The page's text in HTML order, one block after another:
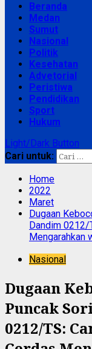
Beranda
Medan
Sumut
Nasional
Politik
Kesehatan
Advetorial
Peristiwa
Pendidikan
Sport
Hukum
Light/Dark Button
Cari untuk:
Home
2022
Maret
Dugaan
Dandim 0212/
Mengarahkan
Nasional
Dugaan
Puncak
0212/TS: